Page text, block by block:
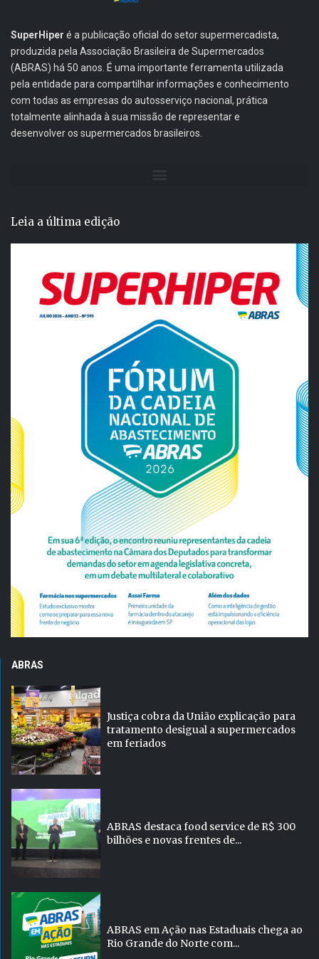
SuperHiper é a publicação oficial do setor supermercadista,
produzida pela Associação Brasileira de Supermercados
(ABRAS) há 50 anos. É uma importante ferramenta utilizada
pela entidade para compartilhar informações e conhecimento
com todas as empresas do autosserviço nacional, prática
totalmente alinhada à sua missão de representar e
desenvolver os supermercados brasileiros.
Leia a última edição
ABRAS
Justiça cobra da União explicação para
tratamento desigual a supermercados
em feriados
ABRAS destaca food service de R$ 300
bilhões e novas frentes de...
ABRAS em Ação nas Estaduais chega ao
Rio Grande do Norte com...